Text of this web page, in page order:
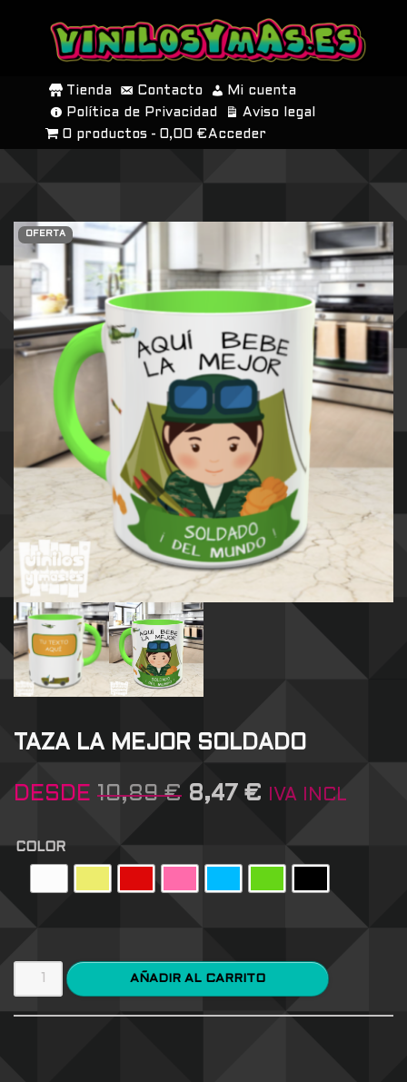
SALTAR
CONTENIDO
Tienda Contacto
Mi cuenta
Política de Privacidad
Aviso legal
0 productos
0,00 € Acceder
OFERTA
TAZA LA MEJOR SOLDADO
DESDE 10,89€ 8,47 € IVA INCL
COLOR
AÑADIR AL CARRITO